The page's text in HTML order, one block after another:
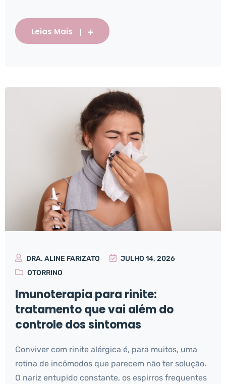
Leias Mais
DRA. ALINE FARIZATO
JULHO 14, 2026
OTORRINO
Imunoterapia para rinite:
tratamento que vai além do
controle dos sintomas
Conviver com rinite alérgica é, para muitos, uma
rotina de incômodos que parecem não ter solução.
O nariz entupido constante, os espirros frequentes